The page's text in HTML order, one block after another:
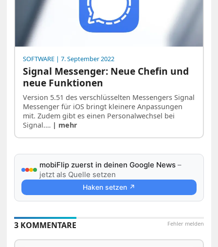
SOFTWARE | 7. September 2022
Signal Messenger: Neue Chefin und
neue Funktionen
Version 5.51 des verschlüsselten Messengers Signal
Messenger für iOS bringt kleinere Anpassungen
mit. Zudem gibt es einen Personalwechsel bei
Signal.… | mehr
mobiFlip zuerst in deinen Google News –
jetzt als Quelle setzen
Haken setzen ↗
Fehler melden
3 KOMMENTARE